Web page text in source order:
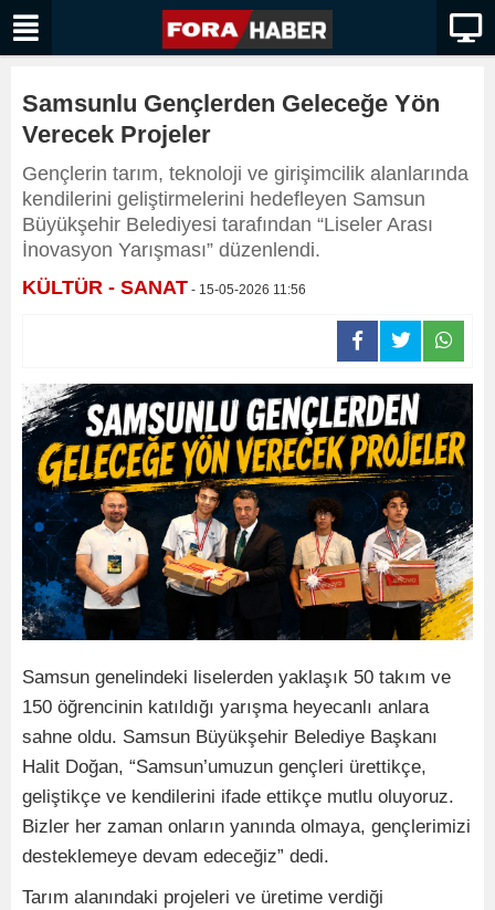
Samsunlu Gençlerden Geleceğe Yön
Verecek Projeler
Gençlerin tarım, teknoloji ve girişimcilik alanlarında
kendilerini geliştirmelerini hedefleyen Samsun
Büyükşehir Belediyesi tarafından “Liseler Arası
İnovasyon Yarışması” düzenlendi.
KÜLTÜR - SANAT - 15-05-2026 11:56
Samsun genelindeki liselerden yaklaşık 50 takım ve
150 öğrencinin katıldığı yarışma heyecanlı anlara
sahne oldu. Samsun Büyükşehir Belediye Başkanı
Halit Doğan, “Samsun’umuzun gençleri ürettikçe,
geliştikçe ve kendilerini ifade ettikçe mutlu oluyoruz.
Bizler her zaman onların yanında olmaya, gençlerimizi
desteklemeye devam edeceğiz” dedi.
Tarım alanındaki projeleri ve üretime verdiği